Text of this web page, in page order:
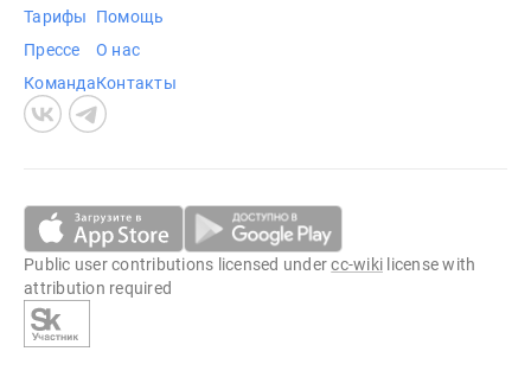
Тарифы
Прессе
Команда
Помощь
О нас
Контакты
Public user contributions licensed undercc-wiki license with
attribution required